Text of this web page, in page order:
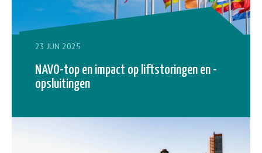
23 JUN 2025
NAVO-top en impact op liftstoringen en -
opsluitingen